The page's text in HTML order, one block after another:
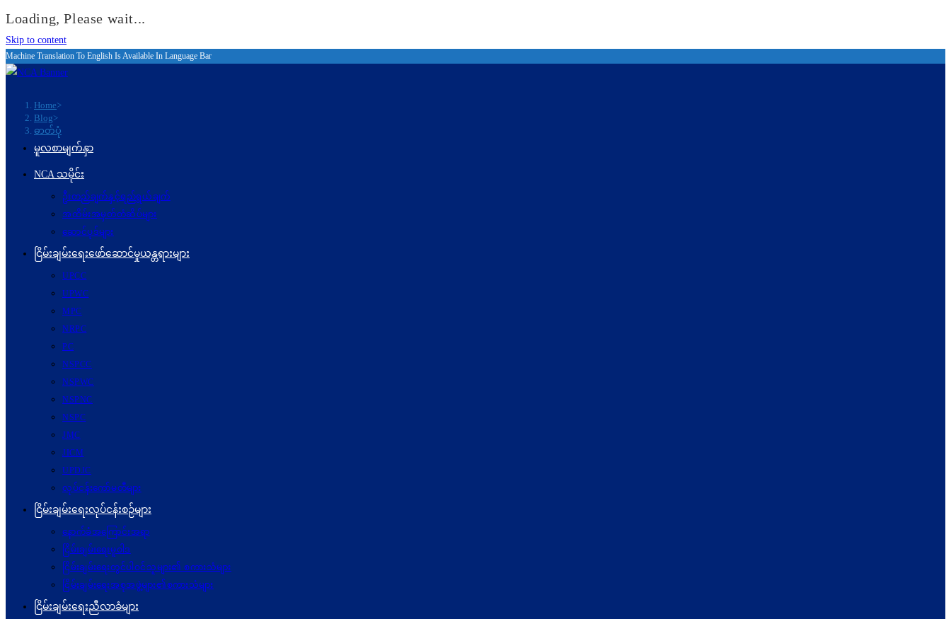
Loading, Please wait...
Skip to content
Machine Translation To English Is Available In Language Bar
Home>
Blog>
ဓာတ်ပုံ
မူလစာမျက်နှာ
NCA သမိုင်း
ဦးတည်ချက်နှင့်ရည်ရွယ်ချက်
အထိမ်းအမှတ်တံဆိပ်များ
ဆောင်ပုဒ်များ
ငြိမ်းချမ်းရေးဖော်‌ဆောင်မှုယန္တရားများ
UPCC
UPWC
MPC
NRPC
PC
NSPCC
NSPWC
NSPNC
NSPC
JMC
JICM
UPDJC
လုပ်ငန်းကော်မတီများ
ငြိမ်းချမ်းရေးလုပ်ငန်းစဉ်များ
နောက်ခံအကြောင်းအရာ
ငြိမ်းချမ်းရေးမူဝါဒ
ငြိမ်းချမ်းရေးတွင်ပါဝင်သူများ၏ စကားသံများ
ငြိမ်းချမ်းရေးအစုအဖွဲ့များ၏စကားသံများ
ငြိမ်းချမ်းရေးညီလာခံများ